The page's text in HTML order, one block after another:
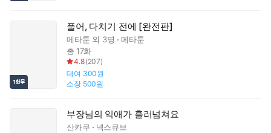
풀어, 다치기 전에 [완전판]
메타툰 외 3명
메타툰
총 17화
4.8(207)
대여 300원
소장 500원
부장님의 익애가 흘러넘쳐요
산카쿠
넥스큐브